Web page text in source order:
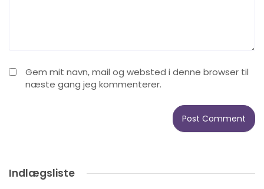
Gem mit navn, mail og websted i denne browser til
næste gang jeg kommenterer.
Indlægsliste